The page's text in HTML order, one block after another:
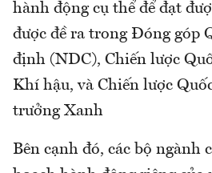
hành động cụ thể để đạt
được đề ra trong Đóng góp
định (NDC), Chiến lược
Khí hậu, và Chiến lược
trưởng Xanh
Bên cạnh đó, các bộ ngành